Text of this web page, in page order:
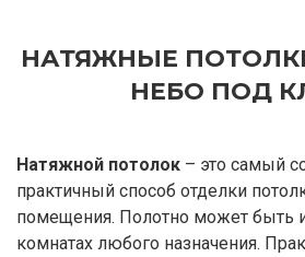
НАТЯЖНЫЕ
НЕБО ПОД
Натяжной потолок – это самый
практичный способ отделки
помещения. Полотно может быть
комнатах любого назначения.